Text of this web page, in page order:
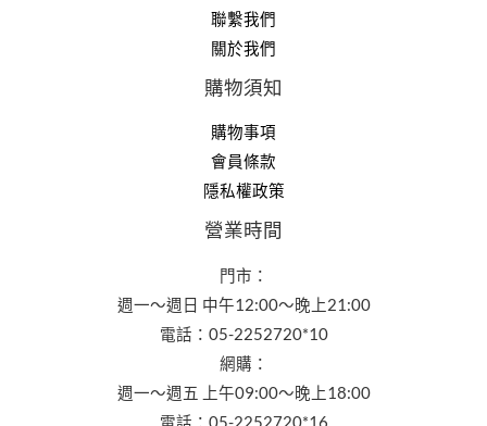
聯繫我們
關於我們
購物須知
購物事項
會員條款
隱私權政策
營業時間
門市：
週一～週日 中午12:00～晚上21:00
電話：05-2252720*10
網購：
週一～週五 上午09:00～晚上18:00
電話：05-2252720*16